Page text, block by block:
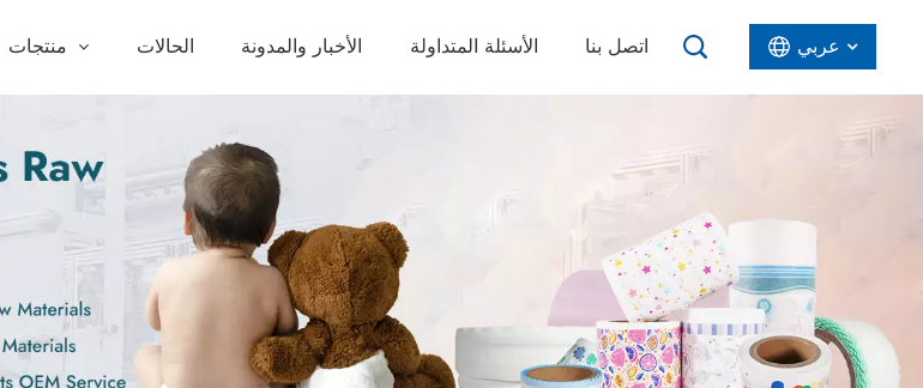
الحالات الأخبار والمدونة الأسئلة المتداولة اتصل بنا عربي
عربي